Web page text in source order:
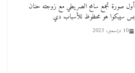
أول صورة تجمع سامح الصريطي مع زوجته حنان
بس سيبكوا هو محظوظ للأسباب دي
10 ديسمبر، 2023